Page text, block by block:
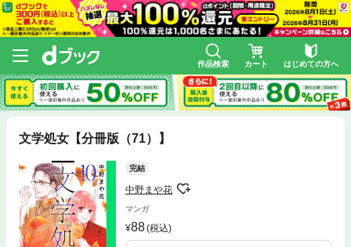
作品検索 カート はじめての方へ
文学処女【分冊版（71）】
完結
中野まや花
マンガ
88(税込)